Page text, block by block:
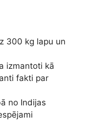
300 kg lapu un
izmantoti kā
fakti par
no Indijas